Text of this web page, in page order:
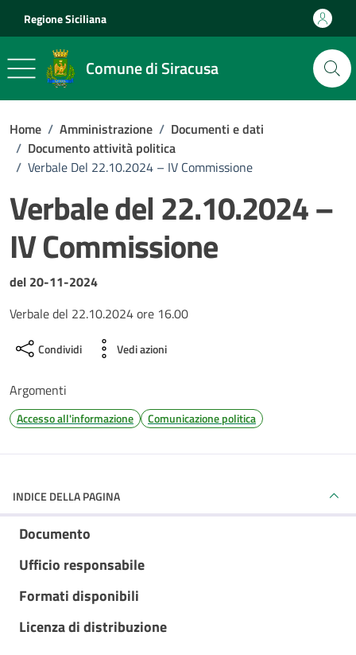
Regione Siciliana
Comune di Siracusa
Home / Amministrazione / Documenti e dati
/ Documento attività politica
/ Verbale Del 22.10.2024 – IV Commissione
Verbale del 22.10.2024 –
IV Commissione
Dettagli del documento
del 20-11-2024
Verbale del 22.10.2024 ore 16.00
Condividi Vedi azioni
Argomenti
Accesso all'informazione Comunicazione politica
INDICE DELLA PAGINA
Documento
Ufficio responsabile
Formati disponibili
Licenza di distribuzione